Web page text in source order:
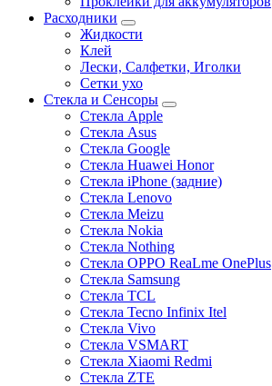
Расходники
Жидкости
Клей
Лески, Салфетки, Иголки
Сетки ухо
Стекла и Сенсоры
Стекла Apple
Стекла Asus
Стекла Google
Стекла Huawei Honor
Стекла iPhone (задние)
Стекла Lenovo
Стекла Meizu
Стекла Nokia
Стекла Nothing
Стекла OPPO ReaLme OnePlus
Стекла Samsung
Стекла TCL
Стекла Tecno Infinix Itel
Стекла Vivo
Стекла VSMART
Стекла Xiaomi Redmi
Стекла ZTE